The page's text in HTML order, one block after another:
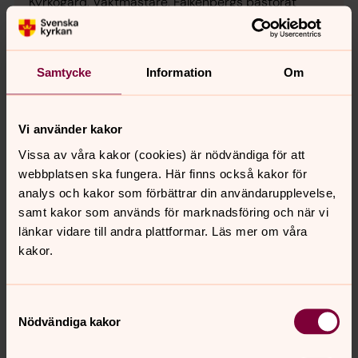
Samtycke Information Om
Vi använder kakor
Vissa av våra kakor (cookies) är nödvändiga för att
webbplatsen ska fungera. Här finns också kakor för
analys och kakor som förbättrar din användarupplevelse,
samt kakor som används för marknadsföring och när vi
länkar vidare till andra plattformar. Läs mer om våra
kakor.
Nödvändiga kakor
Direkt:0346-372 23
0724-65 32 89
E-post:katharina.springer@svenskakyrkan.se
Mer om Katharina Springer